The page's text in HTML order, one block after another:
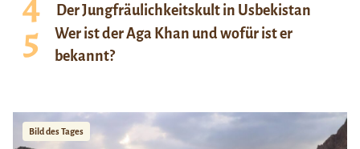
Der Jungfräulichkeitskult in Usbekistan
Wer ist der Aga Khan und wofür ist er
bekannt?
Bild des Tages